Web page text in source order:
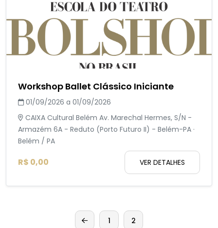
Workshop Ballet Clássico Iniciante
01/09/2026 a 01/09/2026
CAIXA Cultural Belém Av. Marechal Hermes, S/N -
Armazém 6A - Reduto (Porto Futuro II) - Belém-PA ·
Belém / PA
R$ 0,00 VER DETALHES
1 2